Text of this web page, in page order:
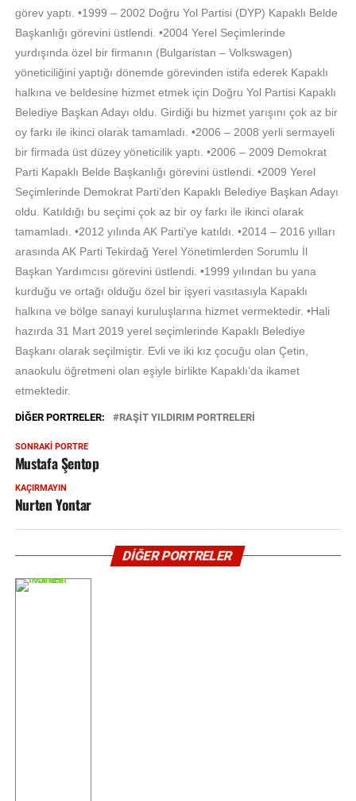
görev yaptı. •1999 – 2002 Doğru Yol Partisi (DYP) Kapaklı Belde
Başkanlığı görevini üstlendi. •2004 Yerel Seçimlerinde
yurdışında özel bir firmanın (Bulgaristan – Volkswagen)
yöneticiliğini yaptığı dönemde görevinden istifa ederek Kapaklı
halkına ve beldesine hizmet etmek için Doğru Yol Partisi Kapaklı
Belediye Başkan Adayı oldu. Girdiği bu hizmet yarışını çok az bir
oy farkı ile ikinci olarak tamamladı. •2006 – 2008 yerli sermayeli
bir firmada üst düzey yöneticilik yaptı. •2006 – 2009 Demokrat
Parti Kapaklı Belde Başkanlığı görevini üstlendi. •2009 Yerel
Seçimlerinde Demokrat Parti’den Kapaklı Belediye Başkan Adayı
oldu. Katıldığı bu seçimi çok az bir oy farkı ile ikinci olarak
tamamladı. •2012 yılında AK Parti’ye katıldı. •2014 – 2016 yılları
arasında AK Parti Tekirdağ Yerel Yönetimlerden Sorumlu İl
Başkan Yardımcısı görevini üstlendi. •1999 yılından bu yana
kurduğu ve ortağı olduğu özel bir işyeri vasıtasıyla Kapaklı
halkına ve bölge sanayi kuruluşlarına hizmet vermektedir. •Hali
hazırda 31 Mart 2019 yerel seçimlerinde Kapaklı Belediye
Başkanı olarak seçilmiştir. Evli ve iki kız çocuğu olan Çetin,
anaokulu öğretmeni olan eşiyle birlikte Kapaklı’da ikamet
etmektedir.
DIĞER PORTRELER: RAŞIT YILDIRIM PORTRELERİ
SONRAKI PORTRE
Mustafa Şentop
KAÇIRMAYIN
Nurten Yontar
DİĞER PORTRELER
YONTAR
<